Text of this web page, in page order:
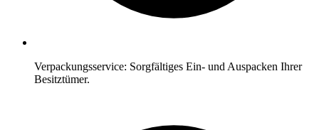
Verpackungsservice: Sorgfältiges Ein- und Auspacken Ihrer
Besitztümer.